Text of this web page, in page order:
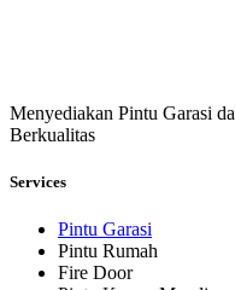
Menyediakan Pintu Garasi
Berkualitas
Services
Pintu Garasi
Pintu Rumah
Fire Door